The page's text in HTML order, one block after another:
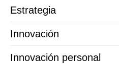
Estrategia
Innovación
Innovación personal